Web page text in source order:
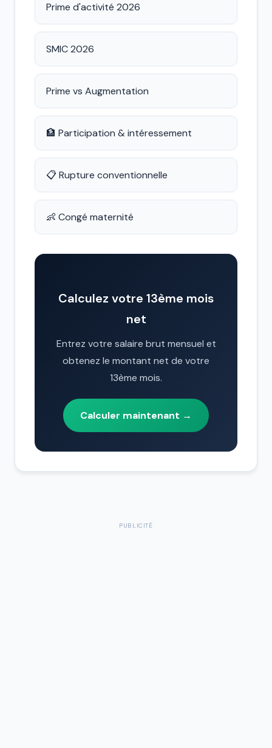
Prime d'activité 2026
SMIC 2026
Prime vs Augmentation
🏦 Participation & intéressement
📋 Rupture conventionnelle
👶 Congé maternité
Calculez votre 13ème mois
net
Entrez votre salaire brut mensuel et
obtenez le montant net de votre
13ème mois.
Calculer maintenant →
PUBLICITÉ